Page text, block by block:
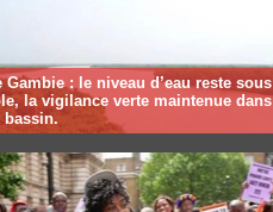
Gambie : le niveau d’eau reste sous
la vigilance verte maintenue dans
bassin.